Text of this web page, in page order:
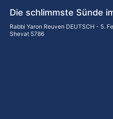
Die schlimmste Sünde
Rabbi Yaron Reuven DEUTSCH
5.
Shevat 5786